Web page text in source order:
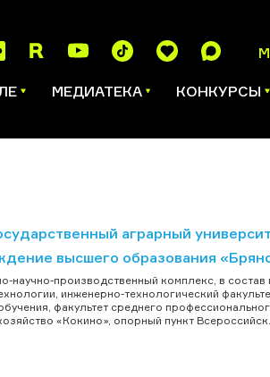
МЕДИАТЕКА КОНКУРСЫ
аграрный
высшего образования
научно-производственный комплекс, в состав
инженерно-технологический
факультет среднего
«Кокино», опорный пункт Всероссийск...